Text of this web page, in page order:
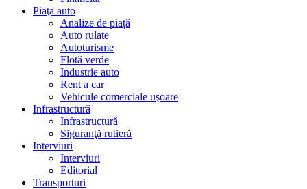
Piaţa auto
Analize de piață
Auto rulate
Autoturisme
Flotă verde
Industrie auto
Rent a car
Vehicule comerciale uşoare
Infrastructură
Infrastructură
Siguranţă rutieră
Interviuri
Interviuri
Editorial
Transporturi